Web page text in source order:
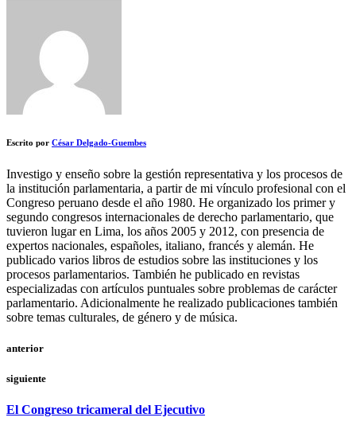
Escrito por César Delgado-Guembes
Investigo y enseño sobre la gestión representativa y los procesos de
la institución parlamentaria, a partir de mi vínculo profesional con el
Congreso peruano desde el año 1980. He organizado los primer y
segundo congresos internacionales de derecho parlamentario, que
tuvieron lugar en Lima, los años 2005 y 2012, con presencia de
expertos nacionales, españoles, italiano, francés y alemán. He
publicado varios libros de estudios sobre las instituciones y los
procesos parlamentarios. También he publicado en revistas
especializadas con artículos puntuales sobre problemas de carácter
parlamentario. Adicionalmente he realizado publicaciones también
sobre temas culturales, de género y de música.
anterior
siguiente
El Congreso tricameral del Ejecutivo